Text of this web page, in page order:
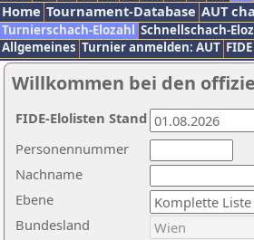
Home Tournament-Database AUT
Turnierschach-Elozahl Schnellschach-
Allgemeines Turnier anmelden: AUT FIDE
Willkommen bei den
Nachname
Ebene
Personennummer
Bundesland
FIDE-Elolisten Stand